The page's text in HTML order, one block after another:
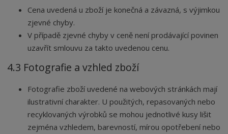
Cena uvedená u zboží je konečná a závazná, s výjimkou
zjevné chyby.
V případě zjevné chyby v ceně není prodávající povinen
uzavřít smlouvu za takto uvedenou cenu.
4.3 Fotografie a vzhled zboží
Fotografie zboží uvedené na webových stránkách mají
ilustrativní charakter. U použitých, repasovaných nebo
recyklovaných výrobků se mohou jednotlivé kusy lišit
zejména vzhledem, barevností, mírou opotřebení nebo